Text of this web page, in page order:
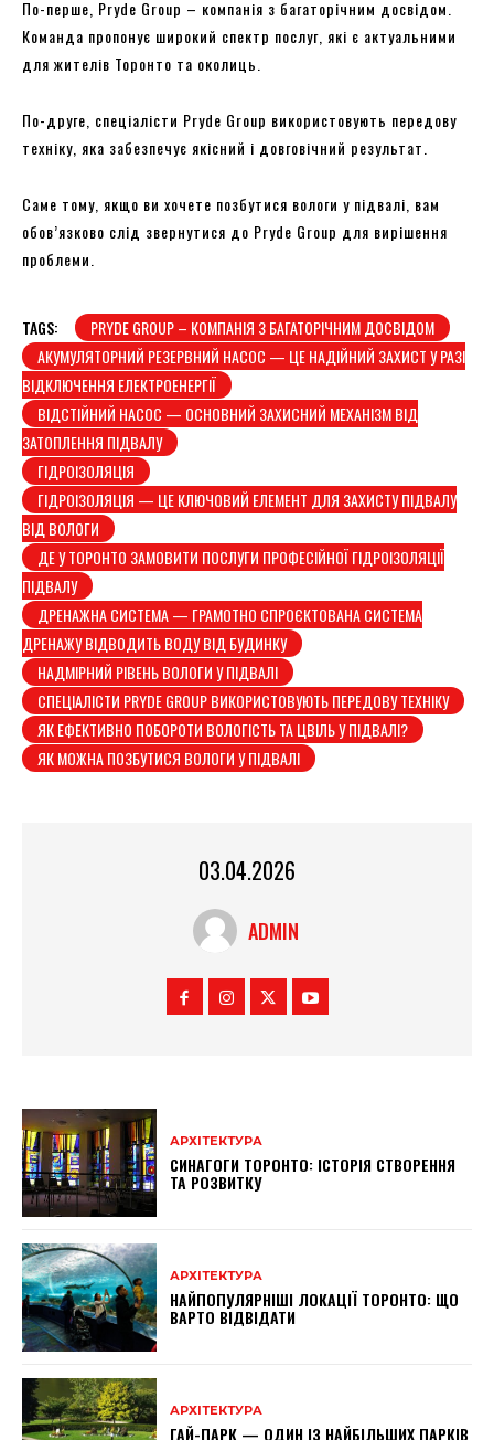
По-перше, Pryde Group – компанія з багаторічним досвідом.
Команда пропонує широкий спектр послуг, які є актуальними
для жителів Торонто та околиць.
По-друге, спеціалісти Pryde Group використовують передову
техніку, яка забезпечує якісний і довговічний результат.
Саме тому, якщо ви хочете позбутися вологи у підвалі, вам
обов’язково слід звернутися до Pryde Group для вирішення
проблеми.
TAGS:
PRYDE GROUP – КОМПАНІЯ З БАГАТОРІЧНИМ ДОСВІДОМ
АКУМУЛЯТОРНИЙ РЕЗЕРВНИЙ НАСОС — ЦЕ НАДІЙНИЙ ЗАХИСТ У РАЗІ
ВІДКЛЮЧЕННЯ ЕЛЕКТРОЕНЕРГІЇ
ВІДСТІЙНИЙ НАСОС — ОСНОВНИЙ ЗАХИСНИЙ МЕХАНІЗМ ВІД
ЗАТОПЛЕННЯ ПІДВАЛУ
ГІДРОІЗОЛЯЦІЯ
ГІДРОІЗОЛЯЦІЯ — ЦЕ КЛЮЧОВИЙ ЕЛЕМЕНТ ДЛЯ ЗАХИСТУ ПІДВАЛУ
ВІД ВОЛОГИ
ДЕ У ТОРОНТО ЗАМОВИТИ ПОСЛУГИ ПРОФЕСІЙНОЇ ГІДРОІЗОЛЯЦІЇ
ПІДВАЛУ
ДРЕНАЖНА СИСТЕМА — ГРАМОТНО СПРОЄКТОВАНА СИСТЕМА
ДРЕНАЖУ ВІДВОДИТЬ ВОДУ ВІД БУДИНКУ
НАДМІРНИЙ РІВЕНЬ ВОЛОГИ У ПІДВАЛІ
СПЕЦІАЛІСТИ PRYDE GROUP ВИКОРИСТОВУЮТЬ ПЕРЕДОВУ ТЕХНІКУ
ЯК ЕФЕКТИВНО ПОБОРОТИ ВОЛОГІСТЬ ТА ЦВІЛЬ У ПІДВАЛІ?
ЯК МОЖНА ПОЗБУТИСЯ ВОЛОГИ У ПІДВАЛІ
03.04.2026
ADMIN
АРХІТЕКТУРА
СИНАГОГИ ТОРОНТО: ІСТОРІЯ СТВОРЕННЯ
ТА РОЗВИТКУ
АРХІТЕКТУРА
НАЙПОПУЛЯРНІШІ ЛОКАЦІЇ ТОРОНТО: ЩО
ВАРТО ВІДВІДАТИ
АРХІТЕКТУРА
ГАЙ-ПАРК — ОДИН ІЗ НАЙБІЛЬШИХ ПАРКІВ